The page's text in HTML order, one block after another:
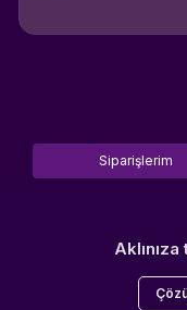
Siparişlerim